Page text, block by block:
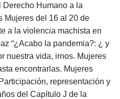
Derecho Humano a la
Mujeres del 16 al 20 de
a la violencia machista en
“¿Acabo la pandemia?: ¿ y
nuestra vida, irnos. Mujeres
encontrarlas. Mujeres
representación y
del Capítulo J de la